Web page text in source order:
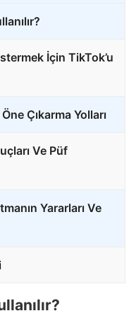
İçin TikTok’u
Öne Çıkarma Yolları
Ve Püf
Yararları Ve